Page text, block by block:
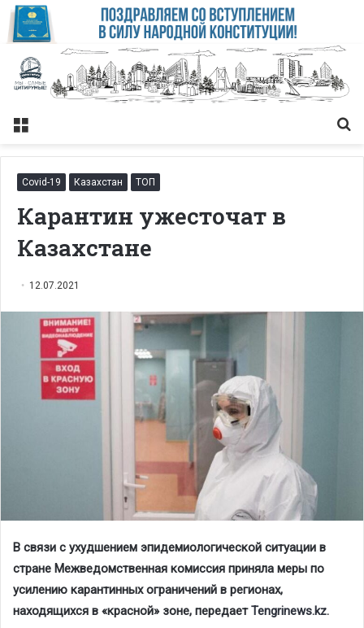
Меню
Covid-19 Казахстан ТОП
Карантин ужесточат в
Казахстане
12.07.2021
В связи с ухудшением эпидемиологической ситуации в
стране Межведомственная комиссия приняла меры по
усилению карантинных ограничений в регионах,
находящихся в «красной» зоне, передаетTengrinews.kz.